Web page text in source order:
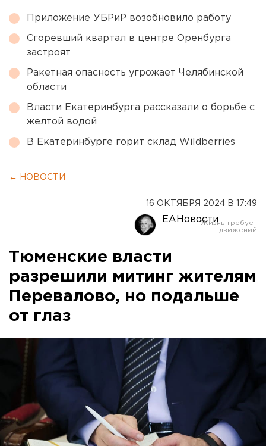
Приложение УБРиР возобновило работу
Сгоревший квартал в центре Оренбурга
застроят
Ракетная опасность угрожает Челябинской
области
Власти Екатеринбурга рассказали о борьбе с
желтой водой
В Екатеринбурге горит склад Wildberries
← НОВОСТИ
16 ОКТЯБРЯ 2024 В 17:49
ЕАНовости
Тюменские власти
разрешили митинг жителям
Перевалово, но подальше
от глаз